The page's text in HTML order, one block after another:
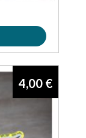
4,00 €